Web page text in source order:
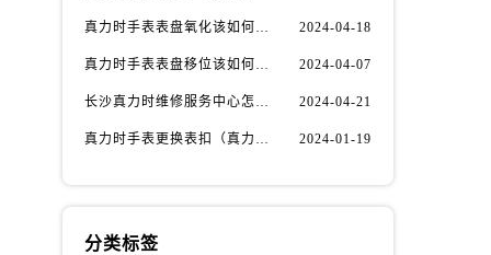
真力时手表表盘氧化该如何修复？ 2024-04-18
真力时手表表盘移位该如何维修？ 2024-04-07
长沙真力时维修服务中心怎么走？ 2024-04-21
真力时手表更换表扣（真力时手表表扣更换指南） 2024-01-19
分类标签